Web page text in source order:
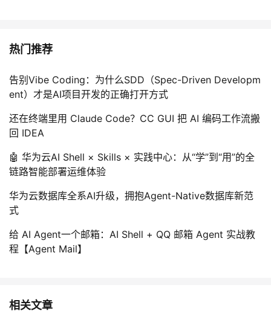
热门推荐
告别Vibe Coding：为什么SDD（Spec-Driven Developm
ent）才是AI项目开发的正确打开方式
还在终端里用 Claude Code？CC GUI 把 AI 编码工作流搬
回 IDEA
🤖 华为云AI Shell × Skills × 实践中心：从“学”到“用”的全
链路智能部署运维体验
华为云数据库全系AI升级，拥抱Agent-Native数据库新范
式
给 AI Agent一个邮箱：AI Shell + QQ 邮箱 Agent 实战教
程【Agent Mail】
相关文章